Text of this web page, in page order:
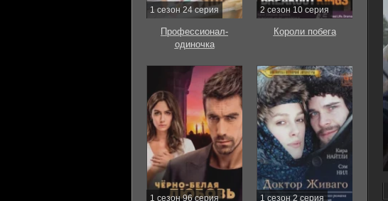
1 сезон 24 серия
Профессионал-
одиночка
2 сезон 10 серия
Короли побега
1 сезон 96 серия 1 сезон 2 серия